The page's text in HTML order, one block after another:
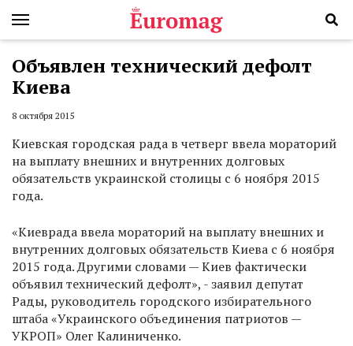
Объявлен технический дефолт
Киева
8 октября 2015
Киевская городская рада в четверг ввела мораторий
на выплату внешних и внутренних долговых
обязательств украинской столицы с 6 ноября 2015
года.
«Киеврада ввела мораторий на выплату внешних и
внутренних долговых обязательств Киева с 6 ноября
2015 года. Другими словами — Киев фактически
объявил технический дефолт», - заявил депутат
Рады, руководитель городского избирательного
штаба «Украинского объединения патриотов —
УКРОП» Олег Калиниченко.